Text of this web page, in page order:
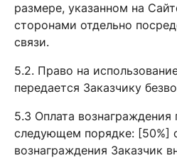
размере, указанном на
сторонами отдельно
связи.
5.2. Право на
передается Заказчику
5.3 Оплата вознаграждения
следующем порядке: [50%]
вознаграждения Заказчик